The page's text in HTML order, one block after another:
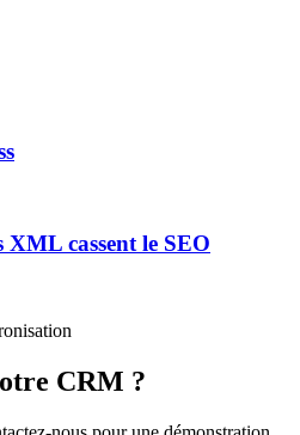
XML cassent le SEO
CRM ?